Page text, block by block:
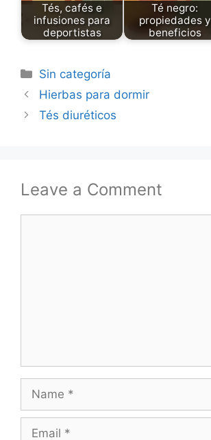
Tés, cafés e
infusiones para
deportistas
Té negro:
propiedades y
beneficios
Categories
Sin categoría
Hierbas para dormir
Tés diuréticos
Leave a Comment
Name
Email